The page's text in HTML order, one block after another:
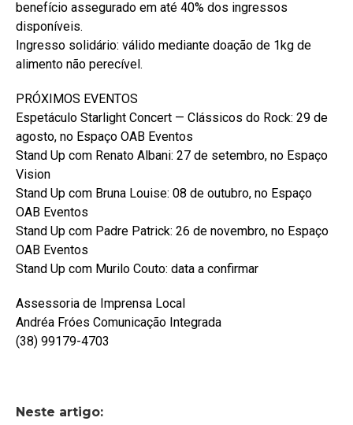
benefício assegurado em até 40% dos ingressos
disponíveis.
Ingresso solidário: válido mediante doação de 1kg de
alimento não perecível.
PRÓXIMOS EVENTOS
Espetáculo Starlight Concert — Clássicos do Rock: 29 de
agosto, no Espaço OAB Eventos
Stand Up com Renato Albani: 27 de setembro, no Espaço
Vision
Stand Up com Bruna Louise: 08 de outubro, no Espaço
OAB Eventos
Stand Up com Padre Patrick: 26 de novembro, no Espaço
OAB Eventos
Stand Up com Murilo Couto: data a confirmar
Assessoria de Imprensa Local
Andréa Fróes Comunicação Integrada
(38) 99179-4703
Neste artigo: